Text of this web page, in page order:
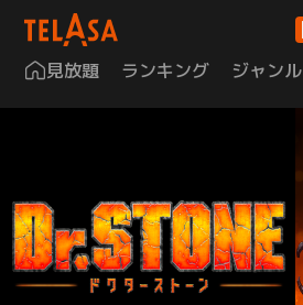
見放題 ランキング ジャンル